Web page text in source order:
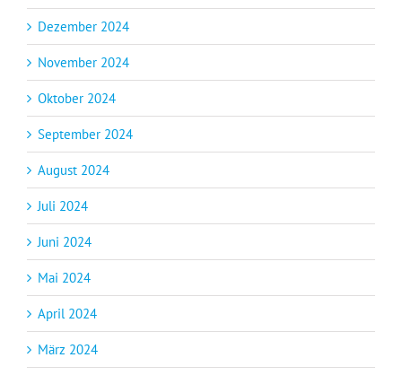
Dezember 2024
November 2024
Oktober 2024
September 2024
August 2024
Juli 2024
Juni 2024
Mai 2024
April 2024
März 2024